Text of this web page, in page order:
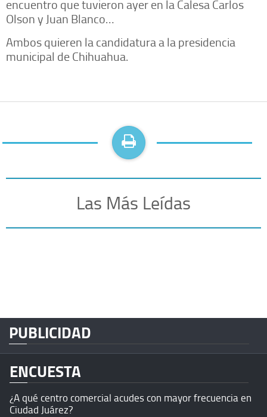
encuentro que tuvieron ayer en la Calesa Carlos
Olson y Juan Blanco…
Ambos quieren la candidatura a la presidencia
municipal de Chihuahua.
Las Más Leídas
PUBLICIDAD
ENCUESTA
¿A qué centro comercial acudes con mayor frecuencia en
Ciudad Juárez?